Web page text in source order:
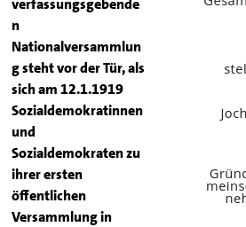
verfassungsgebende
n
Nationalversammlun
g steht vor der Tür, als
sich am 12.1.1919
Sozialdemokratinnen
und
Sozialdemokraten zu
ihrer ersten
öffentlichen
Versammlung in